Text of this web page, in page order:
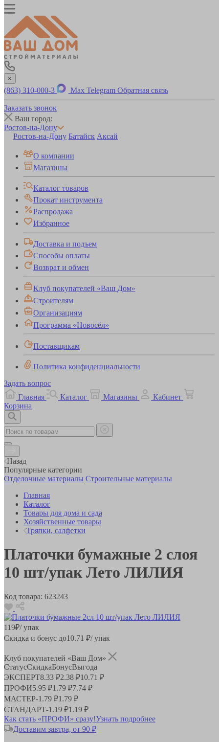
×
(863) 310-000-3 Max Telegram Обратная связь
Заказать звонок
Ваш город:
Ростов-на-Дону
Ростов-на-Дону Батайск Аксай
О компании
Магазины
Каталог товаров
Прокат инструмента
Распродажа
Избранное
Доставка и подъем
Способы оплаты
Возврат и обмен
Клуб покупателей «Ваш Дом»
Строителям
Организациям
Программа «Новосёл»
Поставщикам
Политика конфиденциальности
Задать вопрос
Главная
Каталог Магазины
Кабинет
Корзина
Назад
Популярные категории
Отделочные материалы Строительные материалы
Главная
Каталог
Товары для дома и сада
Хозяйственные товары
Тряпки, салфетки
Платочки бумажные 2 слоя
10 шт/упак Лето ЛИЛИЯ
Код товара: 623243
119₽/ упак
Скидка и бонус до10.71 ₽/ упак
Клуб покупателей «Ваш Дом»
СтатусСкидкаБонусВыгода
ЭКСПЕРТ8.33 ₽2.38 ₽10.71 ₽
ПРОФИ5.95 ₽1.79 ₽7.74 ₽
МАСТЕР-1.79 ₽1.79 ₽
СТАНДАРТ-1.19 ₽1.19 ₽
Как стать «ПРОФИ» сразу!Узнать подробнее
Доставим завтра, от 90 ₽